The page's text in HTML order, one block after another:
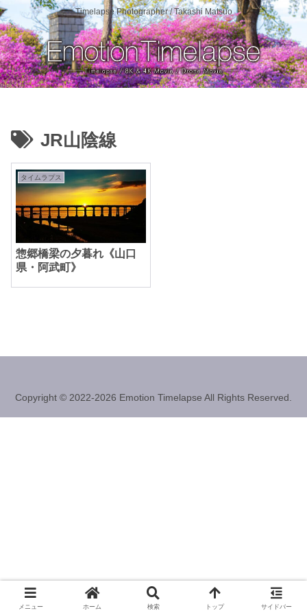
Timelapse Photographer / Takashi Matsuo
JR山陰線
タイムラプス
惣郷橋梁の夕暮れ《山口
県・阿武町》
Copyright © 2022-2026 Emotion Timelapse All Rights Reserved.
メニュー ホーム 検索 トップ サイドバー